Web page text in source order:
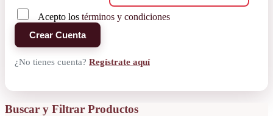
Acepto lostérminos y condiciones
Crear Cuenta
¿No tienes cuenta? Regístrate aquí
Buscar y Filtrar Productos